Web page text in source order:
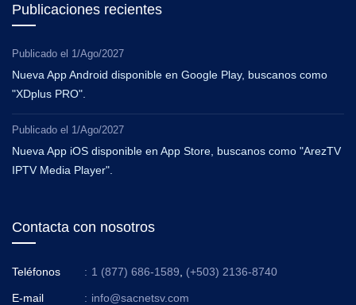
Publicaciones recientes
Publicado el 1/Ago/2027
Nueva App Android disponible en Google Play, buscanos como
"XDplus PRO".
Publicado el 1/Ago/2027
Nueva App iOS disponible en App Store, buscanos como "ArezTV
IPTV Media Player".
Contacta con nosotros
Teléfonos : 1 (877) 686-1589 (+503) 2136-8740
E-mail : info@sacnetsv.com